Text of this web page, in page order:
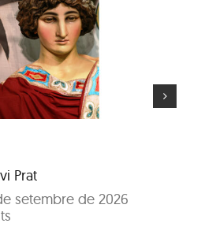
Prat
setembre de 2026
més gran